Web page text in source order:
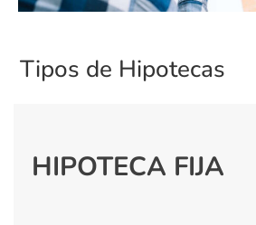
Tipos de Hipotecas
HIPOTECA FIJA